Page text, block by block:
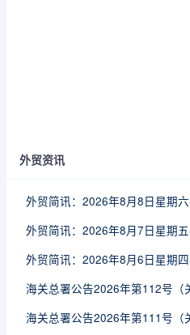
外贸资讯
外贸简讯：2026年8月8日星期
外贸简讯：2026年8月7日星期
外贸简讯：2026年8月6日星期